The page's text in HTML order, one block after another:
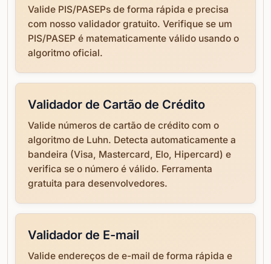
Valide PIS/PASEPs de forma rápida e precisa
com nosso validador gratuito. Verifique se um
PIS/PASEP é matematicamente válido usando o
algoritmo oficial.
Validador de Cartão de Crédito
Valide números de cartão de crédito com o
algoritmo de Luhn. Detecta automaticamente a
bandeira (Visa, Mastercard, Elo, Hipercard) e
verifica se o número é válido. Ferramenta
gratuita para desenvolvedores.
Validador de E-mail
Valide endereços de e-mail de forma rápida e